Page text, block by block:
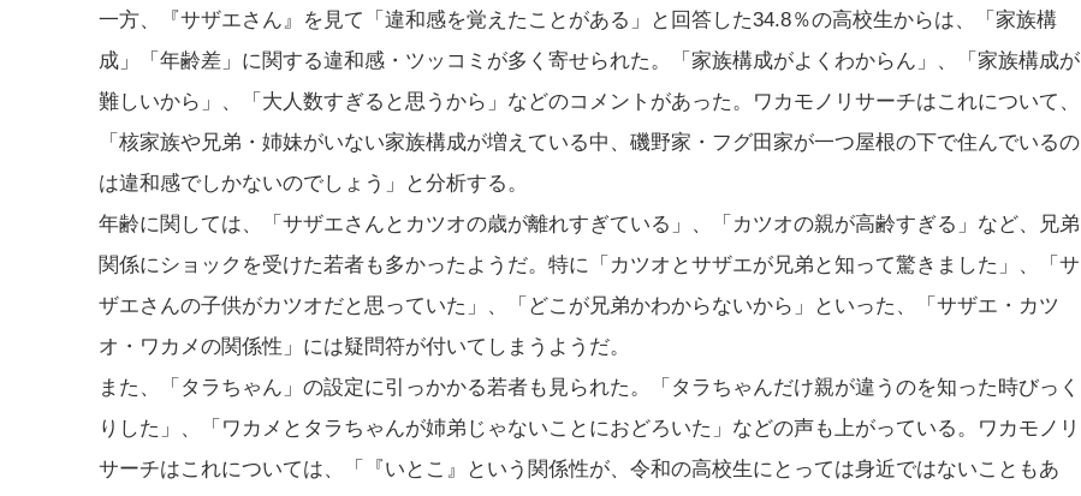
一方、『サザエさん』を見て「違和感を覚えたことがある」と回答した34.8％の高校生からは、「家族構
成」「年齢差」に関する違和感・ツッコミが多く寄せられた。「家族構成がよくわからん」、「家族構成が
難しいから」、「大人数すぎると思うから」などのコメントがあった。ワカモノリサーチはこれについて、
「核家族や兄弟・姉妹がいない家族構成が増えている中、磯野家・フグ田家が一つ屋根の下で住んでいるの
は違和感でしかないのでしょう」と分析する。
年齢に関しては、「サザエさんとカツオの歳が離れすぎている」、「カツオの親が高齢すぎる」など、兄弟
関係にショックを受けた若者も多かったようだ。特に「カツオとサザエが兄弟と知って驚きました」、「サ
ザエさんの子供がカツオだと思っていた」、「どこが兄弟かわからないから」といった、「サザエ・カツ
オ・ワカメの関係性」には疑問符が付いてしまうようだ。
また、「タラちゃん」の設定に引っかかる若者も見られた。「タラちゃんだけ親が違うのを知った時びっく
りした」、「ワカメとタラちゃんが姉弟じゃないことにおどろいた」などの声も上がっている。ワカモノリ
サーチはこれについては、「『いとこ』という関係性が、令和の高校生にとっては身近ではないこともあ